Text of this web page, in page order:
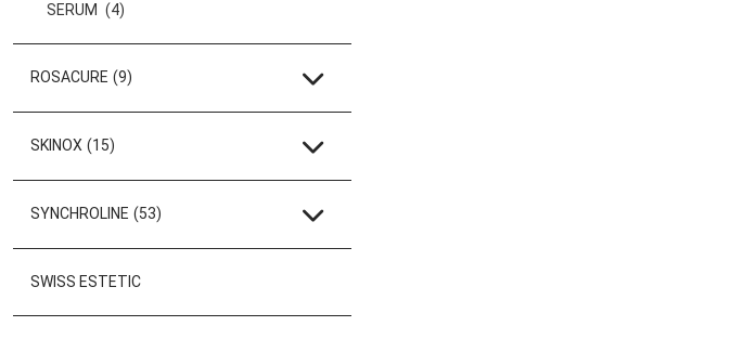
SERUM (4)
ROSACURE (9)
SKINOX (15)
SYNCHROLINE (53)
SWISS ESTETIC